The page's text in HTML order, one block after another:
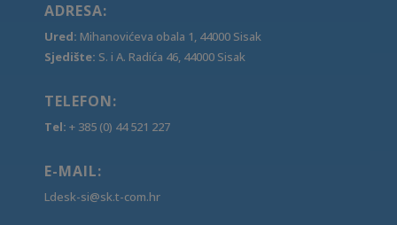
ADRESA:
Ured: Mihanovićeva obala 1, 44000 Sisak
Sjedište: S. i A. Radića 46, 44000 Sisak
TELEFON:
Tel: + 385 (0) 44 521 227
E-MAIL:
Ldesk-si@sk.t-com.hr